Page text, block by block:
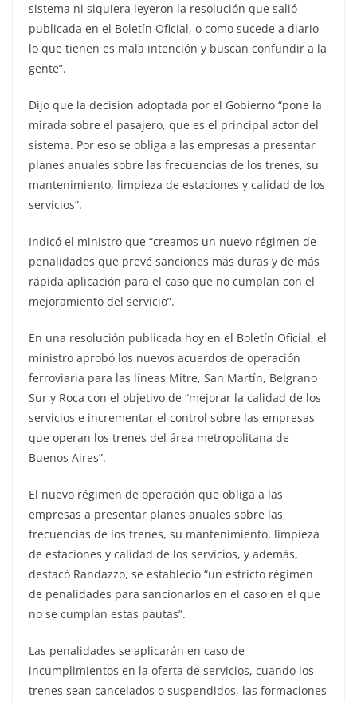
sistema ni siquiera leyeron la resolución que salió
publicada en el Boletín Oficial, o como sucede a diario
lo que tienen es mala intención y buscan confundir a la
gente”.
Dijo que la decisión adoptada por el Gobierno “pone la
mirada sobre el pasajero, que es el principal actor del
sistema. Por eso se obliga a las empresas a presentar
planes anuales sobre las frecuencias de los trenes, su
mantenimiento, limpieza de estaciones y calidad de los
servicios”.
Indicó el ministro que “creamos un nuevo régimen de
penalidades que prevé sanciones más duras y de más
rápida aplicación para el caso que no cumplan con el
mejoramiento del servicio”.
En una resolución publicada hoy en el Boletín Oficial, el
ministro aprobó los nuevos acuerdos de operación
ferroviaria para las líneas Mitre, San Martín, Belgrano
Sur y Roca con el objetivo de “mejorar la calidad de los
servicios e incrementar el control sobre las empresas
que operan los trenes del área metropolitana de
Buenos Aires”.
El nuevo régimen de operación que obliga a las
empresas a presentar planes anuales sobre las
frecuencias de los trenes, su mantenimiento, limpieza
de estaciones y calidad de los servicios, y además,
destacó Randazzo, se estableció “un estricto régimen
de penalidades para sancionarlos en el caso en el que
no se cumplan estas pautas”.
Las penalidades se aplicarán en caso de
incumplimientos en la oferta de servicios, cuando los
trenes sean cancelados o suspendidos, las formaciones